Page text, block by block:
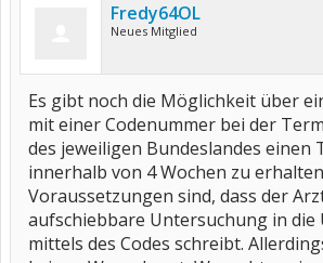
Fredy64OL
Neues Mitglied
Es gibt noch die Möglichkeit über
mit einer Codenummer bei der
des jeweiligen Bundeslandes einen
innerhalb von 4 Wochen zu
Voraussetzungen sind, dass der
aufschiebbare Untersuchung in die
mittels des Codes schreibt.